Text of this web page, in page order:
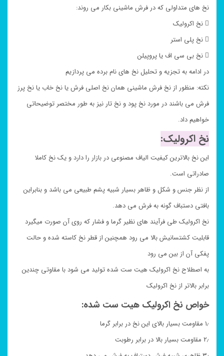
نخ های متداولی که در فرش ماشینی بکار می روند:
 نخ اکرولیک
 نخ پلی استر
 نخ بی سی اف یا پروپیلن
در ادامه به تجزیه و تحلیل نخ های نام برده می پردازیم
نکته: منظور از نخ فرش ماشینی همان نخ اصلی فرش یا نخ خاب یا نخ پرز
فرش می باشند در مورد نخ پود و نخ تار نیز به طور مختصر توضیحاتی
خواهیم داد.
نخ اکرولیک:
این نخ بالاترین کیفیت الیاف مصنوعی در بازار را دارد و یک نخ کاملا
صادراتی است.
از نظر جنس و شکل و ظاهر بسیار شبیه پشم طبیعی می باشد و بنابراین
بافتی دستباف گونه به فرش می دهد.
نخ اکرولیک طی فرآیند های نظیر گرما و فشار که روی آن صورت میگیرد
قابلیت کشتسانیش بالا می رود همچنین از قطر نخ کاسته شده و حالت
پفکی آن از بین می رود
به اصطلاح نخ اکرولیک هیت ست شده تولید می شود با مقاوتی چندین
برابر بالاتر از نخ اکرولیک
خواص نخ اکرولیک هیت ست شده:
۱٫ مقاومت بسیار بالای این نخ در برابر گرما
۲٫ مقاومت بسیار بالا در برابر رطوبت